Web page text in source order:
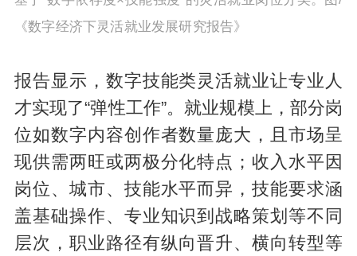
《数字经济下灵活就业发展研究报告》
报告显示，数字技能类灵活就业让专业人
才实现了“弹性工作”。就业规模上，部分岗
位如数字内容创作者数量庞大，且市场呈
现供需两旺或两极分化特点；收入水平因
岗位、城市、技能水平而异，技能要求涵
盖基础操作、专业知识到战略策划等不同
层次，职业路径有纵向晋升、横向转型等